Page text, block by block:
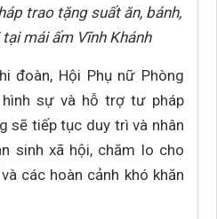
trao tặng suất ăn, bánh,
mái ấm Vĩnh Khánh
đoàn, Hội Phụ nữ Phòng
sự và hỗ trợ tư pháp
sẽ tiếp tục duy trì và nhân
sinh xã hội, chăm lo cho
các hoàn cảnh khó khăn